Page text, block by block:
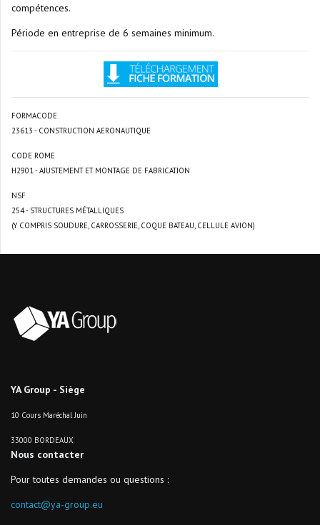
compétences.
Période en entreprise de 6 semaines minimum.
FORMACODE
23613 - CONSTRUCTION AERONAUTIQUE
CODE ROME
H2901 - AJUSTEMENT ET MONTAGE DE FABRICATION
NSF
254 - STRUCTURES MÉTALLIQUES
(Y COMPRIS SOUDURE, CARROSSERIE, COQUE BATEAU, CELLULE AVION)
YA Group - Siège
10 Cours Maréchal Juin
33000 BORDEAUX
Nous contacter
Pour toutes demandes ou questions :
contact@ya-group.eu